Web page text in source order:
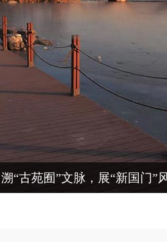
“古苑囿”文脉，展“新国门”